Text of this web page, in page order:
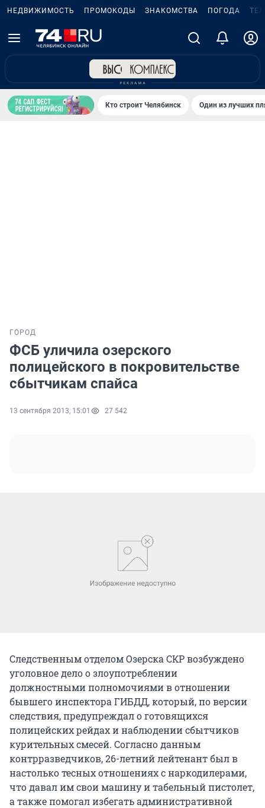
НЕДВИЖИМОСТЬ ПРОМОКОДЫ ЗНАКОМСТВА ПОГОДА
Кто строит Челябинск Один из лучших
ГОРОД
ФСБ уличила озерского
полицейского в покровительстве
сбытчикам спайса
13 сентября 2013, 15:01 27 542
Следственным отделом Озерска СКР возбуждено
уголовное дело о злоупотреблении
должностными полномочиями в отношении
бывшего инспектора ГИБДД, который, по версии
следствия, предупреждал о готовящихся
полицейских рейдах и наблюдении сбытчиков
курительных смесей. Согласно данным
контрразведчиков, 26-летний лейтенант был в
настолько тесных отношениях с наркодилерами,
что давал им свои машину и табельный пистолет,
а также помогал избегать административной